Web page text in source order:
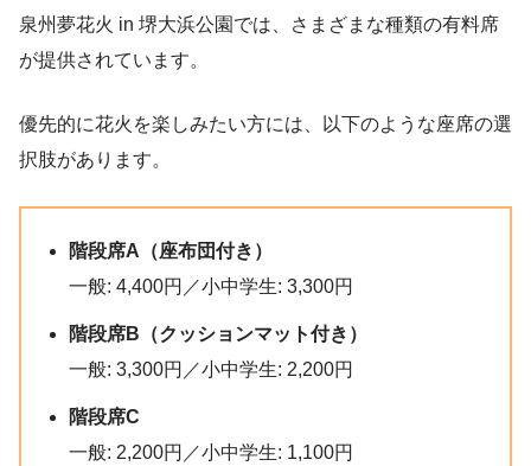
泉州夢花火 in 堺大浜公園では、さまざまな種類の有料席
が提供されています。
優先的に花火を楽しみたい方には、以下のような座席の選
択肢があります。
階段席A（座布団付き）
一般: 4,400円／小中学生: 3,300円
階段席B（クッションマット付き）
一般: 3,300円／小中学生: 2,200円
階段席C
一般: 2,200円／小中学生: 1,100円